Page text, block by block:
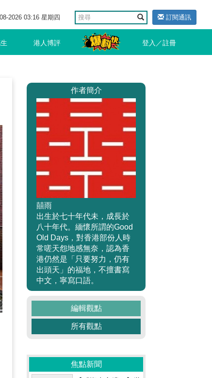
2026 03:16 星期四 訂閱通訊
港人博評 登入／註冊
作者簡介
囍雨
出生於七十年代未，成長於
八十年代。緬懷所謂的Good
Old Days，對香港部份人時
常嗟天怨地感無奈，認為香
港仍然是「只要努力，仍有
出頭天」的福地，不擅書寫
中文，寧寫口語。
編輯觀點
所有觀點
焦點新聞